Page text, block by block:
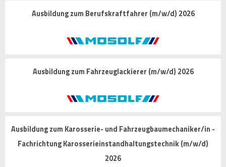
Ausbildung zum Berufskraftfahrer (m/w/d) 2026
Ausbildung zum Fahrzeuglackierer (m/w/d) 2026
Ausbildung zum Karosserie- und Fahrzeugbaumechaniker/in -
Fachrichtung Karosserieinstandhaltungstechnik (m/w/d)
2026